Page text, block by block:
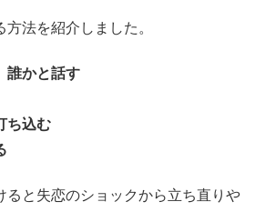
法を紹介しました。
誰かと話す
ち込む
ると失恋のショックから立ち直りや